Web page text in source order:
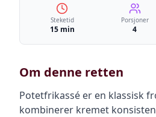
Steketid
15 min
Porsjoner
4
Om denne retten
Potetfrikassé er en klassisk
kombinerer kremet